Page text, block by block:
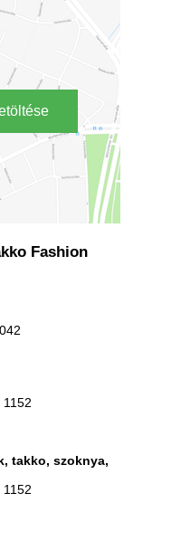
Fashion
takko, szoknya,